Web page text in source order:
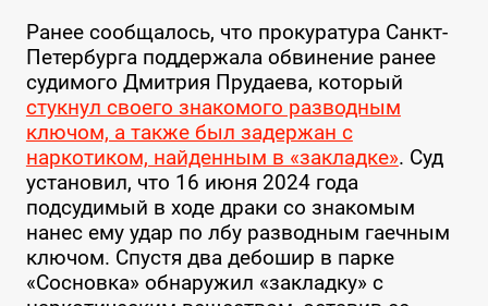
Ранее сообщалось, что прокуратура Санкт-
Петербурга поддержала обвинение ранее
судимого Дмитрия Прудаева, который
стукнул своего знакомого разводным
ключом, а также был задержан с
наркотиком, найденным в «закладке». Суд
установил, что 16 июня 2024 года
подсудимый в ходе драки со знакомым
нанес ему удар по лбу разводным гаечным
ключом. Спустя два дебошир в парке
«Сосновка» обнаружил «закладку» с